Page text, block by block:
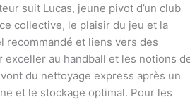
suit Lucas, jeune pivot d’un club
collective, le plaisir du jeu et la
recommandé et liens vers des
au handball et les notions
du nettoyage express après un
et le stockage optimal. Pour les